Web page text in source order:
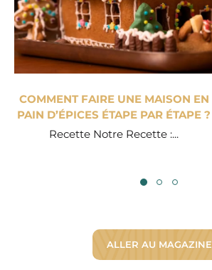
COMMENT FAIRE UNE MAISON EN
PAIN D’ÉPICES ÉTAPE PAR ÉTAPE ?
Recette Notre Recette :...
ALLER AU MAGAZINE